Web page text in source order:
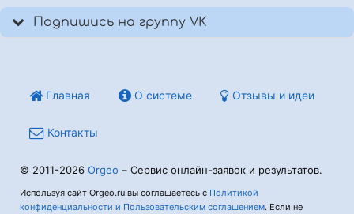
Подпишись на группу VK
Главная О системе Отзывы и идеи
Контакты
© 2011-2026 Orgeo – Сервис онлайн-заявок и результатов.
Используя сайт Orgeo.ru вы соглашаетесь с Политикой
конфиденциальности и Пользовательским соглашением. Если не